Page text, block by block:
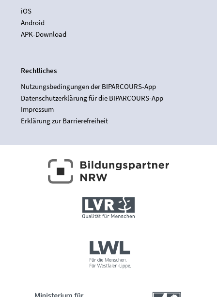
iOS
Android
APK-Download
Rechtliches
Nutzungsbedingungen der BIPARCOURS-App
Datenschutzerklärung für die BIPARCOURS-App
Impressum
Erklärung zur Barrierefreiheit